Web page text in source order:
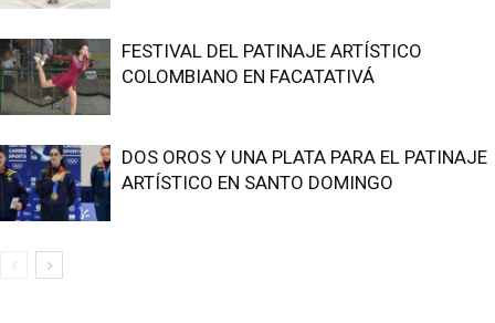
FESTIVAL DEL PATINAJE ARTÍSTICO
COLOMBIANO EN FACATATIVÁ
DOS OROS Y UNA PLATA PARA EL PATINAJE
ARTÍSTICO EN SANTO DOMINGO